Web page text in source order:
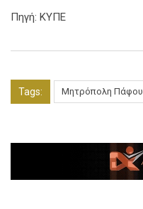
Πηγή: ΚΥΠΕ
Tags: Μητρόπολη Πάφου